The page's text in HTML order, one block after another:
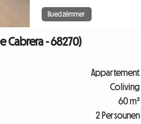
Buedzëmmer
Cabrera - 68270)
Appartement
Coliving
60 m²
2 Persounen